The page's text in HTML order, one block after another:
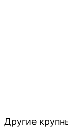
Другие